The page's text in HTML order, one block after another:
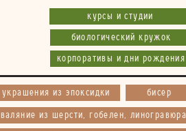
курсы и студии
биологический кружок
корпоративы и дни рождения
украшения из эпоксидки бисер
валяние из шерсти, гобелен, линогравюра